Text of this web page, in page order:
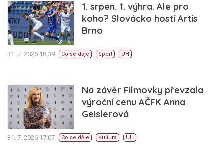
1. srpen. 1. výhra. Ale pro
koho? Slovácko hostí Artis
Brno
31. 7. 2026 18:39 Co se děje Sport UH
Na závěr Filmovky převzala
výroční cenu AČFK Anna
Geislerová
31. 7. 2026 17:07 Co se děje Kultura UH